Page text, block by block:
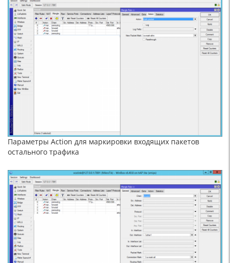
Параметры Action для маркировки входящих пакетов
остального трафика